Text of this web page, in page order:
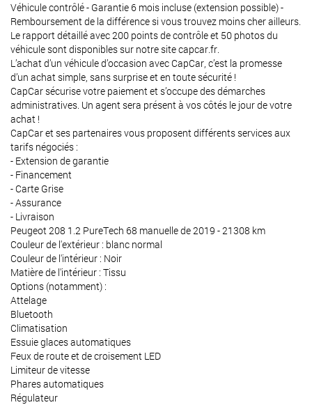
Véhicule contrôlé - Garantie 6 mois incluse (extension possible) -
Remboursement de la différence si vous trouvez moins cher ailleurs.
Le rapport détaillé avec 200 points de contrôle et 50 photos du
véhicule sont disponibles sur notre site capcar.fr.
L’achat d’un véhicule d’occasion avec CapCar, c’est la promesse
d’un achat simple, sans surprise et en toute sécurité !
CapCar sécurise votre paiement et s’occupe des démarches
administratives. Un agent sera présent à vos côtés le jour de votre
achat !
CapCar et ses partenaires vous proposent différents services aux
tarifs négociés :
- Extension de garantie
- Financement
- Carte Grise
- Assurance
- Livraison
Peugeot 208 1.2 PureTech 68 manuelle de 2019 - 21308 km
Couleur de l'extérieur : blanc normal
Couleur de l'intérieur : Noir
Matière de l'intérieur : Tissu
Options (notamment) :
Attelage
Bluetooth
Climatisation
Essuie glaces automatiques
Feux de route et de croisement LED
Limiteur de vitesse
Phares automatiques
Régulateur